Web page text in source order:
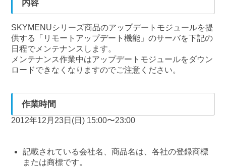
内容
SKYMENUシリーズ商品のアップデートモジュールを提
供する「リモートアップデート機能」のサーバを下記の
日程でメンテナンスします。
メンテナンス作業中はアップデートモジュールをダウン
ロードできなくなりますのでご注意ください。
作業時間
2012年12月23日(日) 15:00〜23:00
記載されている会社名、商品名は、各社の登録商標
または商標です。